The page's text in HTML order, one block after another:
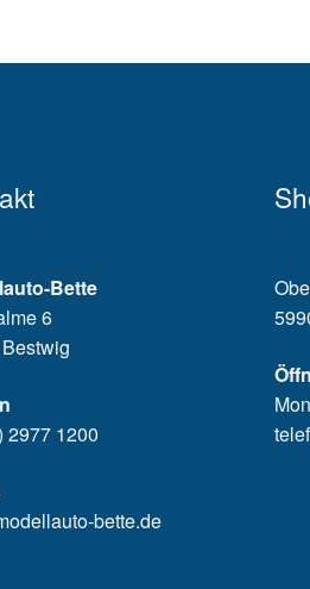
Bette
6
2977 1200
bette.de